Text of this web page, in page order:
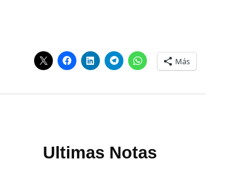
Más
Ultimas Notas